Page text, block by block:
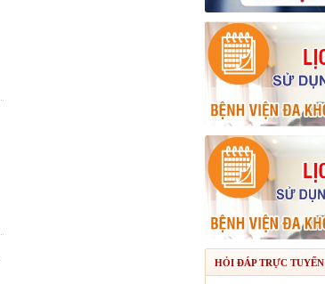
HỎI ĐÁP TRỰC TUYẾN